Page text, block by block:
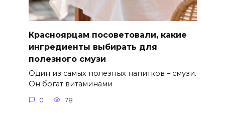
Красноярцам посоветовали, какие
ингредиенты выбирать для
полезного смузи
Один из самых полезных напитков – смузи.
Он богат витаминами
0 78